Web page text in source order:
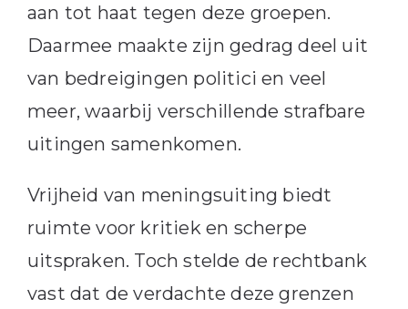
aan tot haat tegen deze groepen.
Daarmee maakte zijn gedrag deel uit
van bedreigingen politici en veel
meer, waarbij verschillende strafbare
uitingen samenkomen.
Vrijheid van meningsuiting biedt
ruimte voor kritiek en scherpe
uitspraken. Toch stelde de rechtbank
vast dat de verdachte deze grenzen